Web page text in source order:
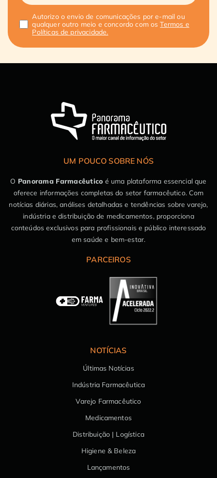
Autorizo o envio de comunicações por e-mail ou
qualquer outro meio e concordo com osTermos e
Políticas de privacidade.
UM POUCO SOBRE NÓS
O Panorama Farmacêutico é uma plataforma essencial que
oferece informações completas do setor farmacêutico. Com
notícias diárias, análises detalhadas e tendências sobre varejo,
indústria e distribuição de medicamentos, proporciona
conteúdos exclusivos para profissionais e público interessado
em saúde e bem-estar.
PARCEIROS
NOTÍCIAS
Últimas Notícias
Indústria Farmacêutica
Varejo Farmacêutico
Medicamentos
Distribuição | Logística
Higiene & Beleza
Lançamentos